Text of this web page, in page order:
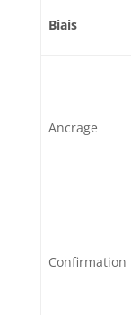
Biais
Ancrage
Confirmation